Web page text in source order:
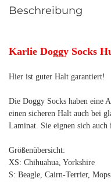
Beschreibung
Karlie Doggy Socks
Hier ist guter Halt garantiert!
Die Doggy Socks haben eine
einen sicheren Halt auch bei
Laminat. Sie eignen sich auch
Größenübersicht:
XS: Chihuahua, Yorkshire
S: Beagle, Cairn-Terrier, Mops